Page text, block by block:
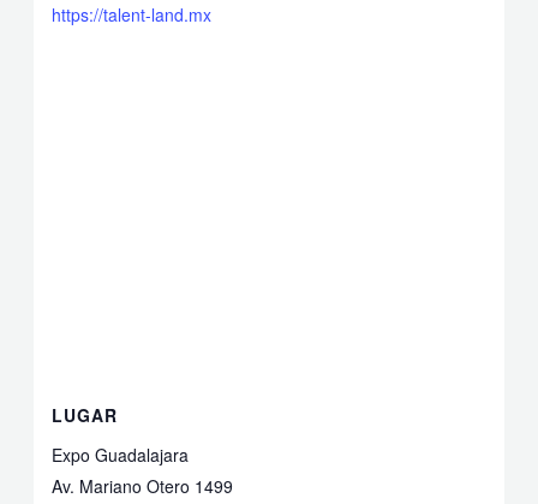
https://talent-land.mx
LUGAR
Expo Guadalajara
Av. Mariano Otero 1499